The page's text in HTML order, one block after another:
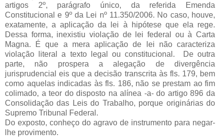
artigos 2º, parágrafo único, da referida Emenda
Constitucional e 9º da Lei nº 11.350/2006. No caso, houve,
exatamente, a aplicação da lei à hipótese que ela rege.
Dessa forma, inexistiu violação de lei federal ou à Carta
Magna. É que a mera aplicação de lei não caracteriza
violação literal a texto legal ou constitucional. De outra
parte, não prospera a alegação de divergência
jurisprudencial eis que a decisão transcrita às fls. 179, bem
como aquelas indicadas às fls. 186, não se prestam ao fim
colimado, a teor do disposto na alínea -a- do artigo 896 da
Consolidação das Leis do Trabalho, porque originárias do
Supremo Tribunal Federal.
Do exposto, conheço do agravo de instrumento para negar-
lhe provimento.